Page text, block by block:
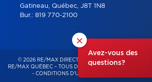
×
Avez-vous des
questions?
Gatineau, Québec, J8T 1N8
Bur.: 819 770-2100
© 2026 RE/MAX DIRECT – FRANCHISÉ
RE/MAX QUÉBEC – TOUS DROITS RÉSERVÉS -
- CONDITIONS D'UTILISATION GESTION DU